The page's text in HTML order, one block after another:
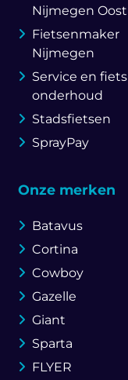
Nijmegen Oost
Fietsenmaker
Nijmegen
Service en fiets
onderhoud
Stadsfietsen
SprayPay
Onze merken
Batavus
Cortina
Cowboy
Gazelle
Giant
Sparta
FLYER